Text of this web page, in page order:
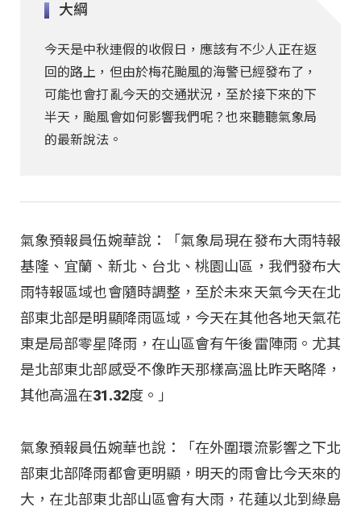
大綱
今天是中秋連假的收假日，應該有不少人正在返
回的路上，但由於梅花颱風的海警已經發布了，
可能也會打亂今天的交通狀況，至於接下來的下
半天，颱風會如何影響我們呢？也來聽聽氣象局
的最新說法。
氣象預報員伍婉華說：「氣象局現在發布大雨特報
基隆、宜蘭、新北、台北、桃園山區，我們發布大
雨特報區域也會隨時調整，至於未來天氣今天在北
部東北部是明顯降雨區域，今天在其他各地天氣花
東是局部零星降雨，在山區會有午後雷陣雨。尤其
是北部東北部感受不像昨天那樣高溫比昨天略降，
其他高溫在31.32度。」
氣象預報員伍婉華也說：「在外圍環流影響之下北
部東北部降雨都會更明顯，明天的雨會比今天來的
大，在北部東北部山區會有大雨，花蓮以北到綠島